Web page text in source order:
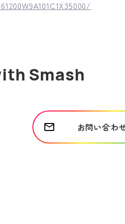
Smash
お問い合わ